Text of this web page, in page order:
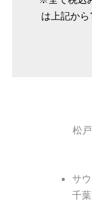
は上記か
松
サ
千